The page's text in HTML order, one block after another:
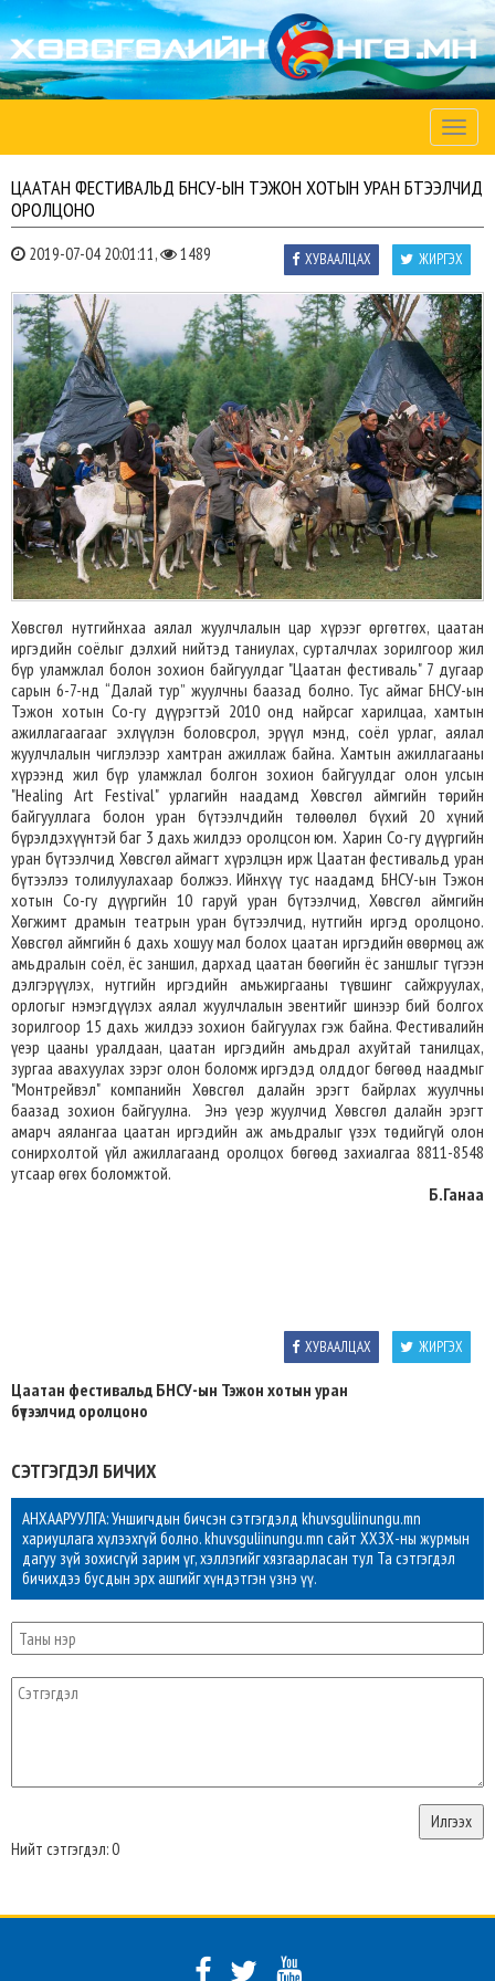
Toggle
ЦААТАН ФЕСТИВАЛЬД БНСУ-ЫН ТЭЖОН ХОТЫН УРАН БҮТЭЭЛЧИД
ОРОЛЦОНО
2019-07-04 20:01:11, 1489 ЖИРГЭХ
ХУВААЛЦАХ
Хөвсгөл нутгийнхаа аялал жуулчлалын цар хүрээг өргөтгөх, цаатан
иргэдийн соёлыг дэлхий нийтэд таниулах, сурталчлах зорилгоор жил
бүр уламжлал болон зохион байгуулдаг "Цаатан фестиваль" 7 дугаар
сарын 6-7-нд “Далай тур” жуулчны баазад болно. Тус аймаг БНСУ-ын
Тэжон хотын Со-гу дүүрэгтэй 2010 онд найрсаг харилцаа, хамтын
ажиллагаагааг эхлүүлэн боловсрол, эрүүл мэнд, соёл урлаг, аялал
жуулчлалын чиглэлээр хамтран ажиллаж байна. Хамтын ажиллагааны
хүрээнд жил бүр уламжлал болгон зохион байгуулдаг олон улсын
"Healing Art Festival" урлагийн наадамд Хөвсгөл аймгийн төрийн
байгууллага болон уран бүтээлчдийн төлөөлөл бүхий 20 хүний
бүрэлдэхүүнтэй баг 3 дахь жилдээ оролцсон юм. Харин Со-гу дүүргийн
уран бүтээлчид Хөвсгөл аймагт хүрэлцэн ирж Цаатан фестивальд уран
бүтээлээ толилуулахаар болжээ. Ийнхүү тус наадамд БНСУ-ын Тэжон
хотын Со-гу дүүргийн 10 гаруй уран бүтээлчид, Хөвсгөл аймгийн
Хөгжимт драмын театрын уран бүтээлчид, нутгийн иргэд оролцоно.
Хөвсгөл аймгийн 6 дахь хошуу мал болох цаатан иргэдийн өвөрмөц аж
амьдралын соёл, ёс заншил, дархад цаатан бөөгийн ёс заншлыг түгээн
дэлгэрүүлэх, нутгийн иргэдийн амьжиргааны түвшинг сайжруулах,
орлогыг нэмэгдүүлэх аялал жуулчлалын эвентийг шинээр бий болгох
зорилгоор 15 дахь жилдээ зохион байгуулах гэж байна. Фестивалийн
үеэр цааны уралдаан, цаатан иргэдийн амьдрал ахуйтай танилцах,
зургаа авахуулах зэрэг олон боломж иргэдэд олддог бөгөөд наадмыг
"Монтрейвэл" компанийн Хөвсгөл далайн эрэгт байрлах жуулчны
баазад зохион байгуулна. Энэ үеэр жуулчид Хөвсгөл далайн эрэгт
амарч аялангаа цаатан иргэдийн аж амьдралыг үзэх төдийгүй олон
сонирхолтой үйл ажиллагаанд оролцох бөгөөд захиалгаа 8811-8548
утсаар өгөх боломжтой.
Б.Ганаа
ЖИРГЭХ
ХУВААЛЦАХ
Цаатан фестивальд БНСУ-ын Тэжон хотын уран
бүтээлчид оролцоно
СЭТГЭГДЭЛ БИЧИХ
АНХААРУУЛГА: Уншигчдын бичсэн сэтгэгдэлд khuvsguliinungu.mn
хариуцлага хүлээхгүй болно. khuvsguliinungu.mn сайт ХХЗХ-ны журмын
дагуу зүй зохисгүй зарим үг, хэллэгийг хязгаарласан тул Та сэтгэгдэл
бичихдээ бусдын эрх ашгийг хүндэтгэн үзнэ үү.
Нийт сэтгэгдэл: 0